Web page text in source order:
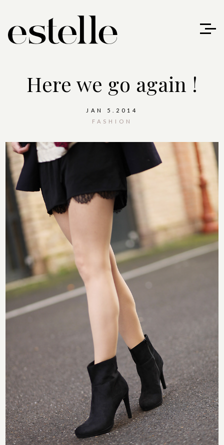
Here we go again !
JAN 5.2014
FASHION